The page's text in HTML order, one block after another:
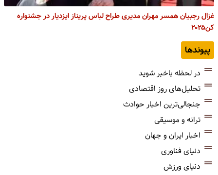
غزال رجبیان همسر مهران مدیری طراح لباس پریناز ایزدیار در جشنواره
کن۲۰۲۵
پیوندها
در لحظه باخبر شوید
تحلیل‌های روز اقتصادی
جنجالی‌ترین اخبار حوادث
ترانه و موسیقی
اخبار ایران و جهان
دنیای فناوری
دنیای ورزش